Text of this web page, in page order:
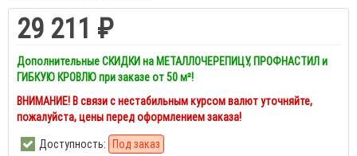
29 211 ₽
Дополнительные СКИДКИ на МЕТАЛЛОЧЕРЕПИЦУ, ПРОФНАСТИЛ и
ГИБКУЮ КРОВЛЮ при заказе от 50 м²!
ВНИМАНИЕ! В связи с нестабильным курсом валют уточняйте,
пожалуйста, цены перед оформлением заказа!
Доступность: Под заказ